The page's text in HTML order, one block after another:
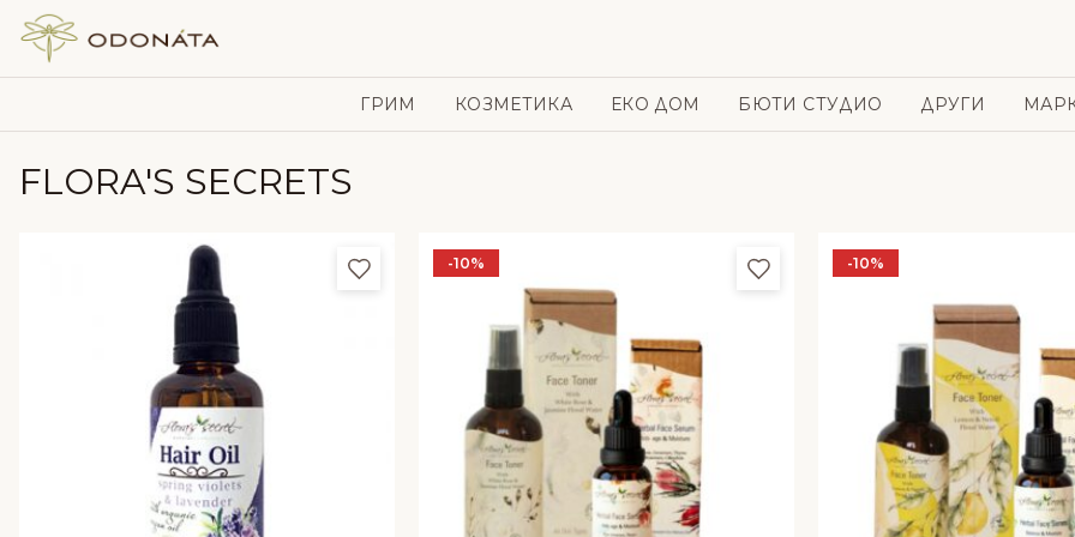
Skip to content
ГРИМ КОЗМЕТИКА ЕКО ДОМ БЮТИ СТУДИО ДРУГИ
FLORA'S SECRETS
Добави в любими
-10% Добави в любими
-10%